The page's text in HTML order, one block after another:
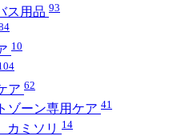
ス用品 93
10
ア 62
ゾーン専用ケア 41
カミソリ 14